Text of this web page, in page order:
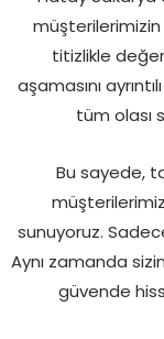
müşterilerimizin
titizlikle
aşamasını
tüm olası
Bu sayede,
sunuyoruz.
Aynı zamanda
güvende